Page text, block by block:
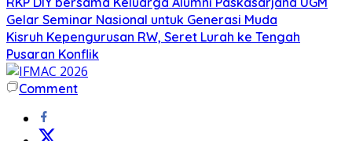
Gelar Seminar Nasional untuk Generasi Muda
Kisruh Kepengurusan RW, Seret Lurah ke Tengah
Pusaran Konflik
Comment